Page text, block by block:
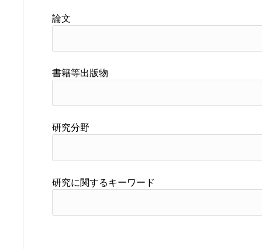
論文
書籍等出版物
研究分野
研究に関するキーワード